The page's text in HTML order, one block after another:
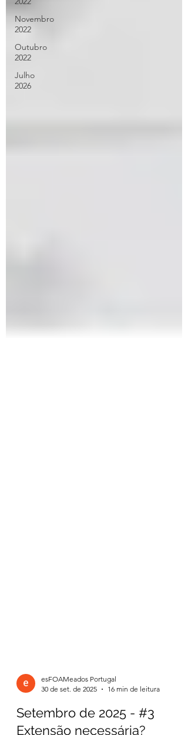
Novembro
2022
Outubro
2022
Julho
2026
esFOAMeados Portugal
30 de set. de 2025
16 min de leitura